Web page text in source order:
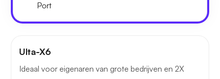
Port
Ulta-X6
Ideaal voor eigenaren van grote bedrijven en 2X